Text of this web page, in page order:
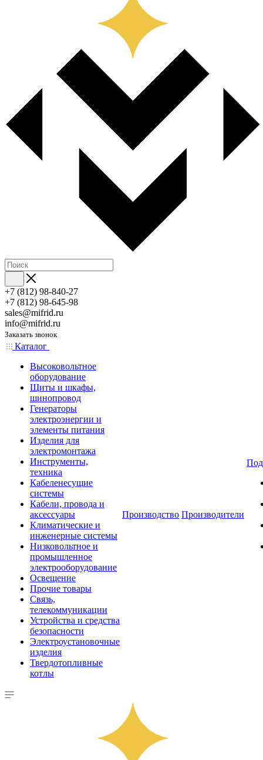
+7 (812) 98-840-27
+7 (812) 98-645-98
sales@mifrid.ru
info@mifrid.ru
Заказать звонок
Каталог
Высоковольтное
оборудование
Щиты и шкафы,
шинопровод
Генераторы
электроэнергии и
элементы питания
Изделия для
электромонтажа
Инструменты,
техника
Кабеленесущие
системы
Кабели, провода и
аксессуары
Климатические и
инженерные системы
Низковольтное и
промышленное
электрооборудование
Освещение
Прочие товары
Связь,
телекоммуникации
Устройства и средства
безопасности
Электроустановочные
изделия
Твердотопливные
котлы
Производство Производители